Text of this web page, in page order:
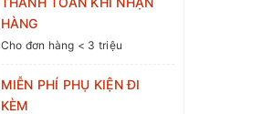
HÀNG
Cho đơn hàng < 3 triệu
MIỄN PHÍ PHỤ KIỆN ĐI
KÈM